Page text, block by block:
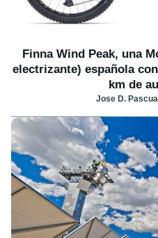
Finna Wind Peak, una
electrizante) española
km de
Jose D. Pascual